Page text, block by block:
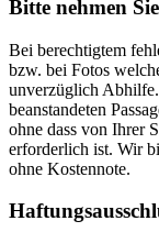
Bitte nehmen
Bei berechtigtem
bzw. bei Fotos
unverzüglich
beanstandeten
ohne dass von Ihrer
erforderlich ist. Wir
ohne Kostennote.